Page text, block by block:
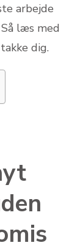
arbejde
læs med
dig.